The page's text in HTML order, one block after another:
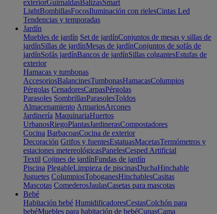
exteriorGuirnaldasBalizasSmart
LightBombillasFocosIluminación con rielesCintas Led
Tendencias y temporadas
Jardín
Muebles de jardín Set de jardínConjuntos de mesas y sillas de
jardínSillas de jardínMesas de jardínConjuntos de sofás de
jardínSofás jardínBancos de jardínSillas colgantesEstufas de
exterior
Hamacas y tumbonas
AccesoriosBalancinesTumbonasHamacasColumpios
Pérgolas CenadoresCarpasPérgolas
Parasoles SombrillasParasolesToldos
Almacenamiento ArmariosArcones
Jardinería MaquinariaHuertos
UrbanosRiegoPlantasJardinerasCompostadores
Cocina BarbacoasCocina de exterior
Decoración Grifos y fuentesEstatuasMacetasTermómetros y
estaciones metereológicasPanelesCesped Artificial
Textil Cojines de jardínFundas de jardín
Piscina PlegableLimpieza de piscinasDuchaHinchable
Juguetes ColumpiosToboganesHinchablesCasitas
Mascotas ComederosJaulasCasetas para mascotas
Bebé
Habitación bebé HumidificadoresCestasColchón para
bebéMuebles para habitación de bebéCunasCama